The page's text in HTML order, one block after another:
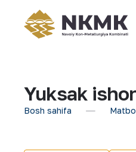
Yuksak
Bosh sahifa